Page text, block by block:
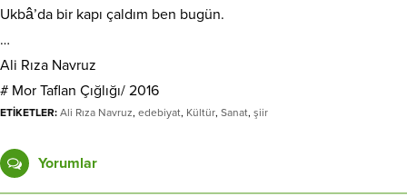
Ukbâ’da bir kapı çaldım ben bugün.
…
Ali Rıza Navruz
# Mor Taflan Çığlığı/ 2016
ETİKETLER: Ali Rıza Navruz, edebiyat, Kültür, Sanat, şiir
Yorumlar